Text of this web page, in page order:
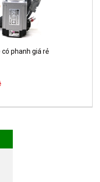
phanh giá rẻ